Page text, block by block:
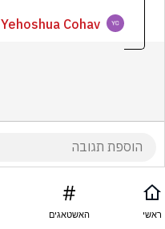
Yehoshua Cohav
ראשי האשטאגים